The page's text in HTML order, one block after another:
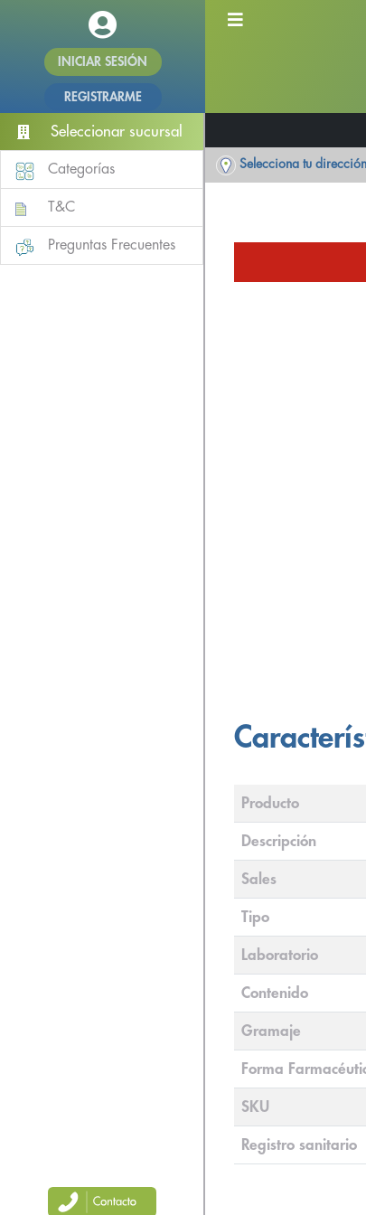
INICIAR SESIÓN
REGISTRARME
Seleccionar sucursal
Categorías
T&C
Preguntas Frecuentes
Selecciona tu
Producto
Descripción
Sales
Tipo
Laboratorio
Contenido
Gramaje
Forma
SKU
Registro sanitario